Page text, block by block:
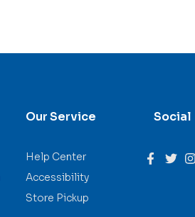
Our Service
Help Center
Accessibility
Store Pickup
Social